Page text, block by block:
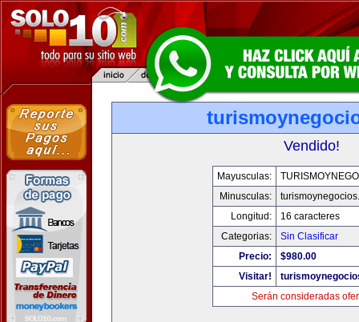
Vendido!
Mayusculas:
Minusculas:
Longitud:
16 caracteres
Categorias:
Sin Clasificar
Precio:
$980.00
Visitar!
Serán consideradas